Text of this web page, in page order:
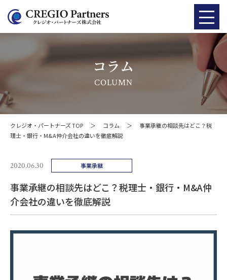
コラム
COLUMN
クレジオ・パートナーズ TOP ＞ コラム ＞
事業承継の相談先はどこ？税
理士・銀行・M&A仲介会社の違いを徹底解説
2020.06.30 事業承継
事業承継の相談先はどこ？税理士・銀行・M&A仲
介会社の違いを徹底解説